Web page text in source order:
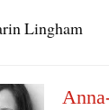
Lingham